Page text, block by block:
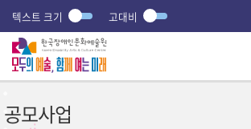
텍스트 크기 고대비
공모사업